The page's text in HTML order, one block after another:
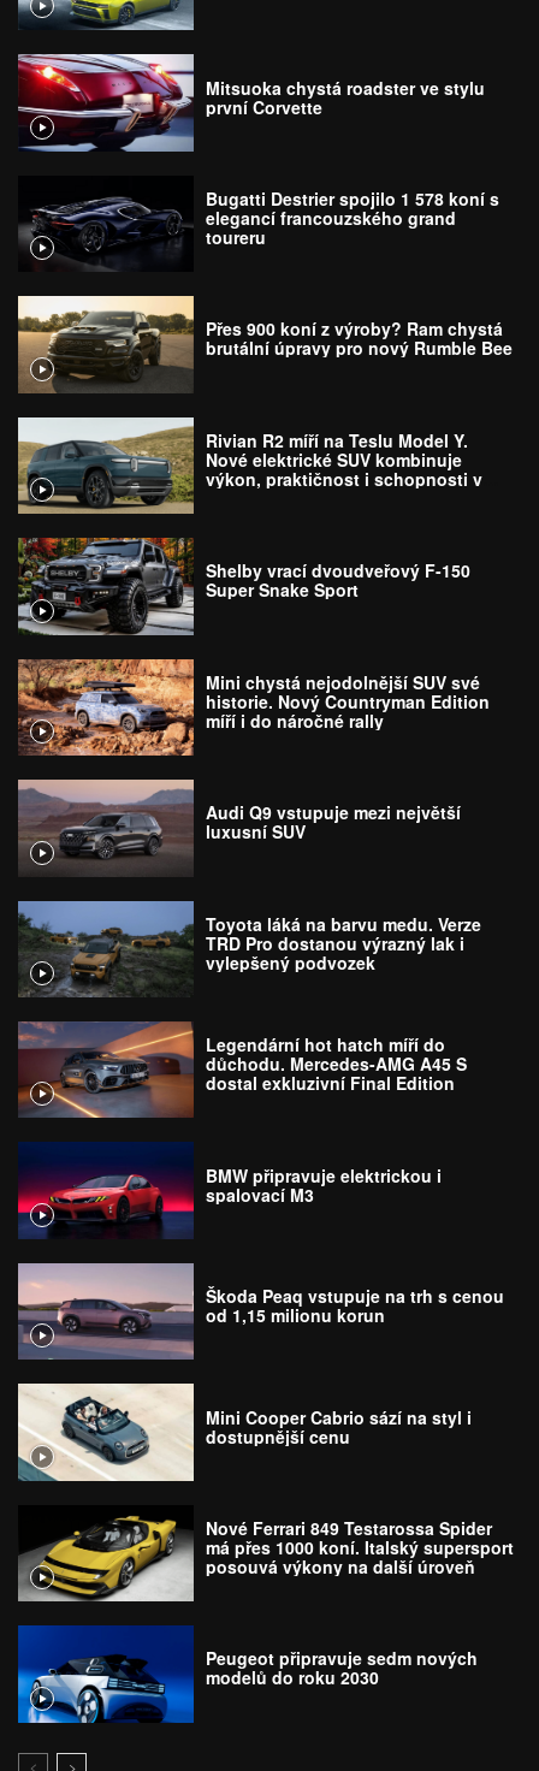
Mitsuoka chystá roadster ve stylu
první Corvette
Bugatti Destrier spojilo 1 578 koní s
elegancí francouzského grand
toureru
Přes 900 koní z výroby? Ram chystá
brutální úpravy pro nový Rumble Bee
Rivian R2 míří na Teslu Model Y.
Nové elektrické SUV kombinuje
výkon, praktičnost i schopnosti v
Shelby vrací dvoudveřový F-150
Super Snake Sport
Mini chystá nejodolnější SUV své
historie. Nový Countryman Edition
míří i do náročné rally
Audi Q9 vstupuje mezi největší
luxusní SUV
Toyota láká na barvu medu. Verze
TRD Pro dostanou výrazný lak i
vylepšený podvozek
Legendární hot hatch míří do
důchodu. Mercedes-AMG A45 S
dostal exkluzivní Final Edition
BMW připravuje elektrickou i
spalovací M3
Škoda Peaq vstupuje na trh s cenou
od 1,15 milionu korun
Mini Cooper Cabrio sází na styl i
dostupnější cenu
Nové Ferrari 849 Testarossa Spider
má přes 1000 koní. Italský supersport
posouvá výkony na další úroveň
Peugeot připravuje sedm nových
modelů do roku 2030